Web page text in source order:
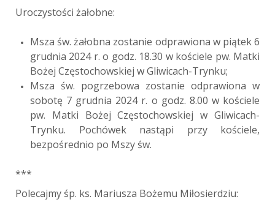
Uroczystości żałobne:
Msza św. żałobna zostanie odprawiona w piątek 6
grudnia 2024 r. o godz. 18.30 w kościele pw. Matki
Bożej Częstochowskiej w Gliwicach-Trynku;
Msza św. pogrzebowa zostanie odprawiona w
sobotę 7 grudnia 2024 r. o godz. 8.00 w kościele
pw. Matki Bożej Częstochowskiej w Gliwicach-
Trynku. Pochówek nastąpi przy kościele,
bezpośrednio po Mszy św.
***
Polecajmy śp. ks. Mariusza Bożemu Miłosierdziu: